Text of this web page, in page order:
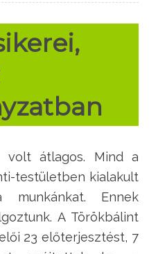
átlagos. Mind a
testületben kialakult
Ennek
A Törökbálint
23 előterjesztést, 7